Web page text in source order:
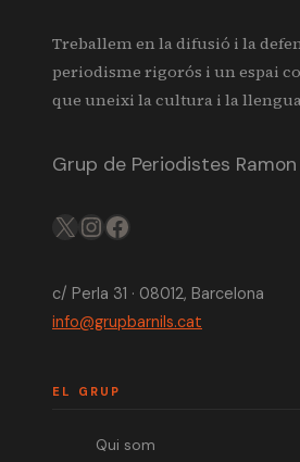
Treballem en la difusió i la
periodisme rigorós i un espai
que uneixi la cultura i la
Grup de Periodistes Ramon
X IGFB
c/ Perla 31 · 08012, Barcelona
info@grupbarnils.cat
EL GRUP
Qui som